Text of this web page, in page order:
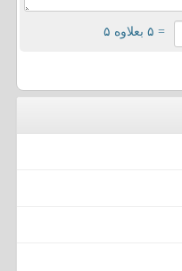
= ۵ بعلاوه ۵